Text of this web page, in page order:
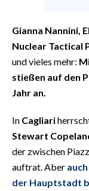
#CARAUNIONE
INSULARITÀ
FOTO
VIDEO
ABBONATI
ANNUNCI
Gianna Nannini,
Nuclear Tactical
und vieles mehr:
stießen auf den
Jahr an.
In Cagliari
Stewart
der zwischen
auftrat. Aber
der Hauptstadt